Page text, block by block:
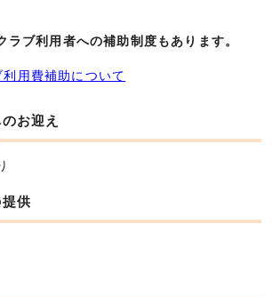
ブ利用者への補助制度もあります。
用費補助について
お迎え
供